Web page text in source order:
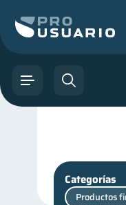
Categorías
Productos